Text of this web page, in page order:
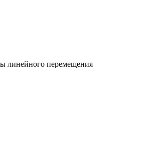
линейного перемещения